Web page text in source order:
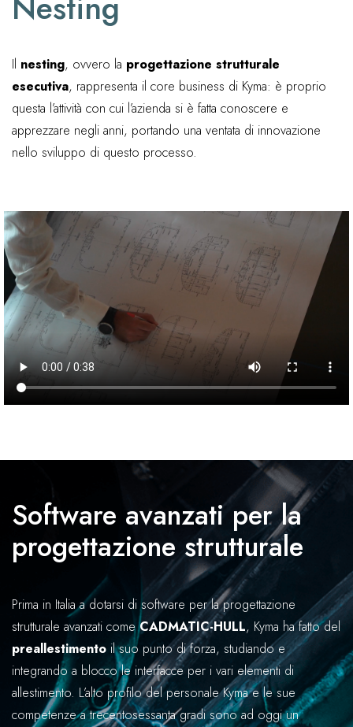
Il nesting, ovvero la progettazione strutturale
esecutiva, rappresenta il core business di Kyma: è proprio
questa l’attività con cui l’azienda si è fatta conoscere e
apprezzare negli anni, portando una ventata di innovazione
nello sviluppo di questo processo.
Software avanzati per la
progettazione strutturale
Prima in Italia a dotarsi di software per la progettazione
strutturale avanzati comeCADMATIC-HULL, Kyma ha fatto del
preallestimento il suo punto di forza, studiando e
integrando a blocco le interfacce per i vari elementi di
allestimento. L’alto profilo del personale Kyma e le sue
competenze a trecentosessanta gradi sono ad oggi un